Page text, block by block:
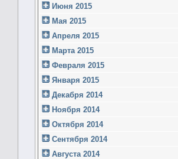
Июня 2015
Мая 2015
Апреля 2015
Марта 2015
Февраля 2015
Января 2015
Декабря 2014
Ноября 2014
Октября 2014
Сентября 2014
Августа 2014